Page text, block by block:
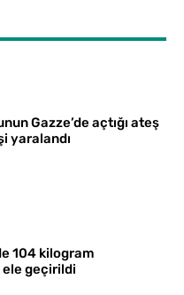
Gazze’de açtığı ateş
yaralandı
104 kilogram
geçirildi